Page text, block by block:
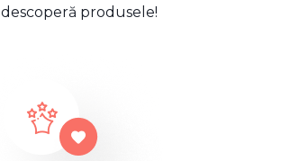
descoperă produsele!